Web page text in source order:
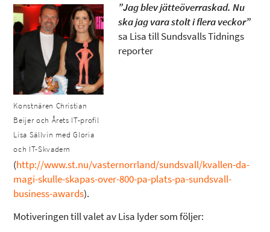
Konstnären Christian
Beijer och Årets IT-profil
Lisa Sällvin med Gloria
och IT-Skvadern
”Jag blev jätteöverraskad. Nu
ska jag vara stolt i flera veckor”
sa Lisa till Sundsvalls Tidnings
reporter
(http://www.st.nu/vasternorrland/sundsvall/kvallen-da-
magi-skulle-skapas-over-800-pa-plats-pa-sundsvall-
business-awards).
Motiveringen till valet av Lisa lyder som följer: